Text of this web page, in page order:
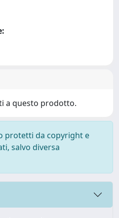
a questo prodotto.
protetti da copyright e
salvo diversa